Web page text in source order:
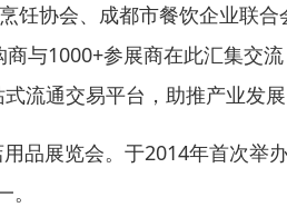
饪协会、成都市餐饮企业联合
与1000+参展商在此汇集交
流通交易平台，助推产业发
品展览会。于2014年首次举